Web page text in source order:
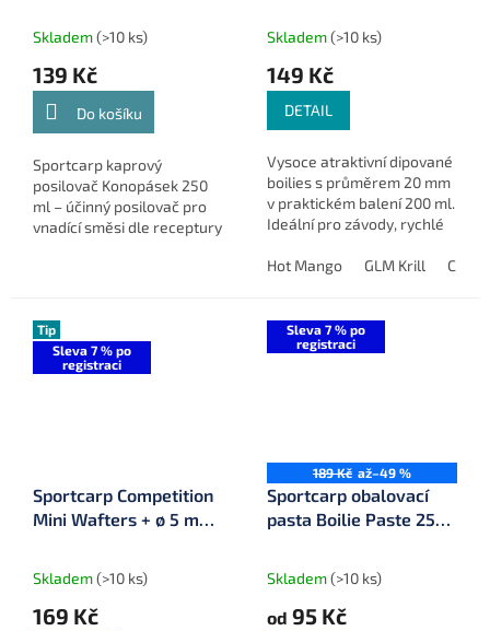
Skladem(>10 ks)
139 Kč
Do košíku
Sportcarp kaprový
posilovač Konopásek 250
ml – účinný posilovač pro
vnadící směsi dle receptury
Skladem(>10 ks)
149 Kč
DETAIL
Vysoce atraktivní dipované
boilies s průměrem 20 mm
v praktickém balení 200 ml.
Ideální pro závody, rychlé
obzvláště v náročných
Hot Mango GLM Krill Chilli
Tip
Sleva 7 % po
registraci
Sportcarp Competition
Mini Wafters + ø 5 mm
Skladem(>10 ks)
169 Kč
Sleva 7 % po
registraci
189 Kč až–49 %
Sportcarp obalovací
pasta Boilie Paste 250
Skladem(>10 ks)
od 95 Kč